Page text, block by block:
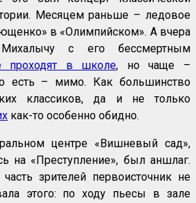
Месяцем раньше – ледовое
в «Олимпийском». А вчера
с его бессмертным
проходят в школе, но чаще –
есть – мимо. Как большинство
классиков, да и не только
как-то особенно обидно.
центре «Вишневый сад»,
на «Преступление», был аншлаг.
зрителей первоисточник не
этого: по ходу пьесы в зале